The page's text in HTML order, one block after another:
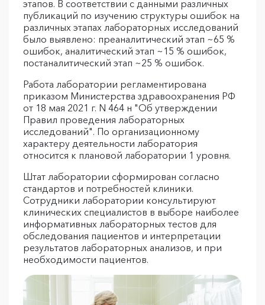
этапов. В соответствии с данными различных
публикаций по изучению структуры ошибок на
различных этапах лабораторных исследований
было выявлено: преаналитический этап ~65 %
ошибок, аналитический этап ~15 % ошибок,
постаналитический этап ~25 % ошибок.
Работа лаборатории регламентирована
приказом Министерства здравоохранения РФ
от 18 мая 2021 г. N 464 н "Об утверждении
Правил проведения лабораторных
исследований". По организационному
характеру деятельности лаборатория
относится к плановой лаборатории 1 уровня.
Штат лаборатории сформирован согласно
стандартов и потребностей клиники.
Сотрудники лаборатории консультируют
клинических специалистов в выборе наиболее
информативных лабораторных тестов для
обследования пациентов и интерпретации
результатов лабораторных анализов, и при
необходимости пациентов.